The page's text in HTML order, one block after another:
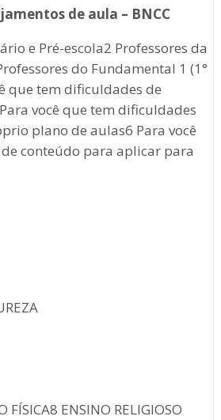
de aula – BNCC
e Pré-escola2 Professores da
do Fundamental 1 (1°
que tem dificuldades de
você que tem dificuldades
plano de aulas6 Para você
conteúdo para aplicar para
FÍSICA8 ENSINO RELIGIOSO